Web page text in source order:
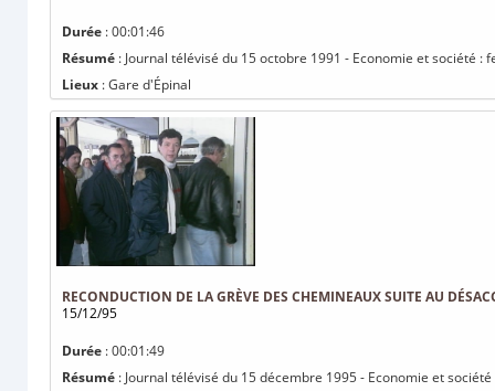
Durée : 00:01:46
Résumé : Journal télévisé du 15 octobre 1991 - Economie et société :
Lieux : Gare d'Épinal
RECONDUCTION DE LA GRÈVE DES CHEMINEAUX SUITE AU
15/12/95
Durée : 00:01:49
Résumé : Journal télévisé du 15 décembre 1995 - Economie et